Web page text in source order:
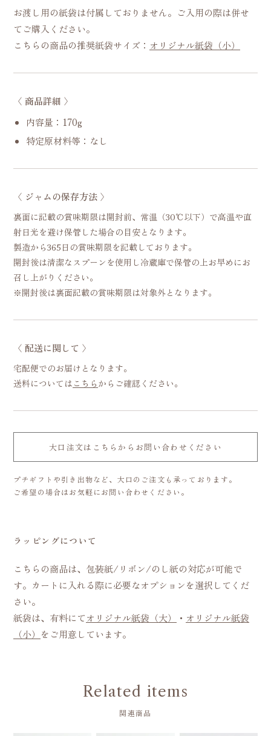
お渡し用の紙袋は付属しておりません。ご入用の際は併せ
てご購入ください。
こちらの商品の推奨紙袋サイズ： オリジナル紙袋（小）
〈 商品詳細 〉
内容量：170g
特定原材料等：なし
〈 ジャムの保存方法 〉
裏面に記載の賞味期限は開封前、常温（30℃以下）で高温や直
射日光を避け保管した場合の目安となります。
製造から365日の賞味期限を記載しております。
開封後は清潔なスプーンを使用し冷蔵庫で保管の上お早めにお
召し上がりください。
※開封後は裏面記載の賞味期限は対象外となります。
〈 配送に関して 〉
宅配便でのお届けとなります。
送料については こちら からご確認ください。
大口注文はこちらからお問い合わせください
プチギフトや引き出物など、大口のご注文も承っております。
ご希望の場合はお気軽にお問い合わせください。
ラッピングについて
こちらの商品は、包装紙/リボン/のし紙の対応が可能で
す。カートに入れる際に必要なオプションを選択してくだ
さい。
紙袋は、有料にてオリジナル紙袋（大） ・ オリジナル紙袋
（小） をご用意しています。
Related items
関連商品